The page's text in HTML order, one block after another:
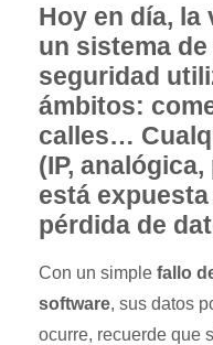
Hoy en día,
un sistema
seguridad
ámbitos:
calles…
(IP,
está
pérdida de
Con un simple fallo
software, sus datos
ocurre, recuerde que